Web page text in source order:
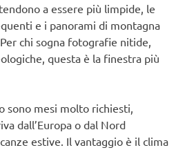
a essere più limpide, le
e i panorami di montagna
chi sogna fotografie nitide,
questa è la finestra più
sono mesi molto richiesti,
dall’Europa o dal Nord
estive. Il vantaggio è il clima